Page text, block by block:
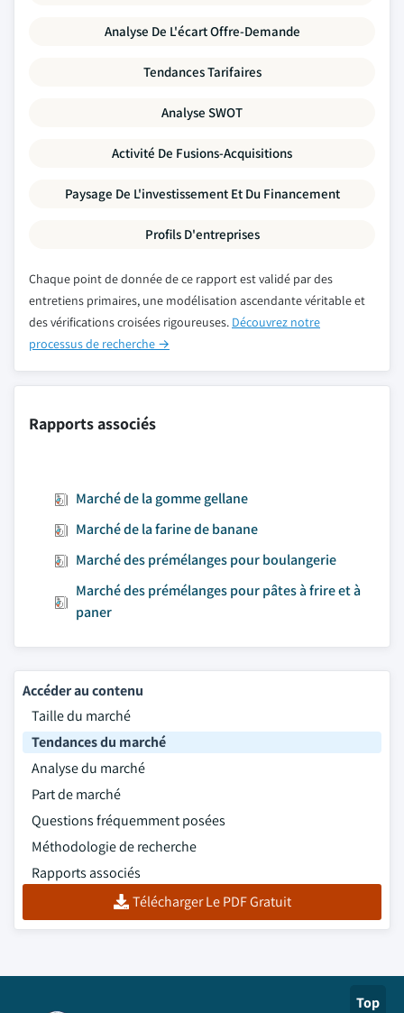
Analyse De L'écart Offre-Demande
Tendances Tarifaires
Analyse SWOT
Activité De Fusions-Acquisitions
Paysage De L'investissement Et Du Financement
Profils D'entreprises
Chaque point de donnée de ce rapport est validé par des
entretiens primaires, une modélisation ascendante véritable et
des vérifications croisées rigoureuses. Découvrez notre
processus de recherche →
Rapports associés
Marché de la gomme gellane
Marché de la farine de banane
Marché des prémélanges pour boulangerie
Marché des prémélanges pour pâtes à frire et à
paner
Accéder au contenu
Taille du marché
Tendances du marché
Analyse du marché
Part de marché
Questions fréquemment posées
Méthodologie de recherche
Rapports associés
Télécharger Le PDF Gratuit
Top